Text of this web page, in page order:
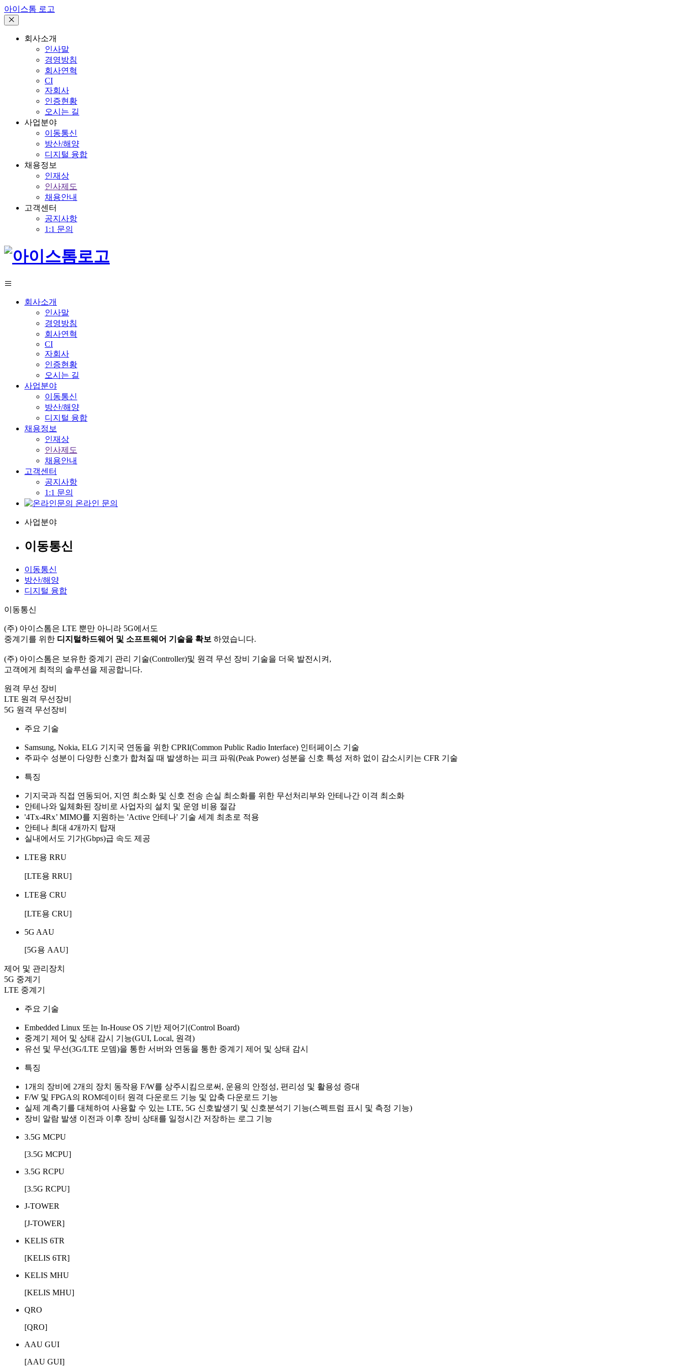
아이스톰 로고
회사소개
인사말
경영방침
회사연혁
CI
자회사
인증현황
오시는 길
사업분야
이동통신
방산/해양
디지털 융합
채용정보
인재상
인사제도
채용안내
고객센터
공지사항
1:1 문의
회사소개
인사말
경영방침
회사연혁
CI
자회사
인증현황
오시는 길
사업분야
이동통신
방산/해양
디지털 융합
채용정보
인재상
인사제도
채용안내
고객센터
공지사항
1:1 문의
온라인 문의
사업분야
이동통신
이동통신
방산/해양
디지털 융합
이동통신
(주) 아이스톰은 LTE 뿐만 아니라 5G에서도
중계기를 위한 디지털하드웨어 및 소프트웨어 기술을 확보 하였습니다.
(주) 아이스톰은 보유한 중계기 관리 기술(Controller)및 원격 무선 장비 기술을 더욱 발전시켜,
고객에게 최적의 솔루션을 제공합니다.
원격 무선 장비
LTE 원격 무선장비
5G 원격 무선장비
주요 기술
Samsung, Nokia, ELG 기지국 연동을 위한 CPRI(Common Public Radio Interface) 인터페이스 기술
주파수 성분이 다양한 신호가 합쳐질 때 발생하는 피크 파워(Peak Power) 성분을 신호 특성 저하 없이 감소시키는 CFR 기술
특징
기지국과 직접 연동되어, 지연 최소화 및 신호 전송 손실 최소화를 위한 무선처리부와 안테나간 이격 최소화
안테나와 일체화된 장비로 사업자의 설치 및 운영 비용 절감
'4Tx-4Rx’ MIMO를 지원하는 'Active 안테나' 기술 세계 최초로 적용
안테나 최대 4개까지 탑재
실내에서도 기가(Gbps)급 속도 제공
LTE용 RRU
[LTE용 RRU]
LTE용 CRU
[LTE용 CRU]
5G AAU
[5G용 AAU]
제어 및 관리장치
5G 중계기
LTE 중계기
주요 기술
Embedded Linux 또는 In-House OS 기반 제어기(Control Board)
중계기 제어 및 상태 감시 기능(GUI, Local, 원격)
유선 및 무선(3G/LTE 모뎀)을 통한 서버와 연동을 통한 중계기 제어 및 상태 감시
특징
1개의 장비에 2개의 장치 동작용 F/W를 상주시킴으로써, 운용의 안정성, 편리성 및 활용성 증대
F/W 및 FPGA의 ROM데이터 원격 다운로드 기능 및 압축 다운로드 기능
실제 계측기를 대체하여 사용할 수 있는 LTE, 5G 신호발생기 및 신호분석기 기능(스펙트럼 표시 및 측정 기능)
장비 알람 발생 이전과 이후 장비 상태를 일정시간 저장하는 로그 기능
3.5G MCPU
[3.5G MCPU]
3.5G RCPU
[3.5G RCPU]
J-TOWER
[J-TOWER]
KELIS 6TR
[KELIS 6TR]
KELIS MHU
[KELIS MHU]
QRO
[QRO]
AAU GUI
[AAU GUI]